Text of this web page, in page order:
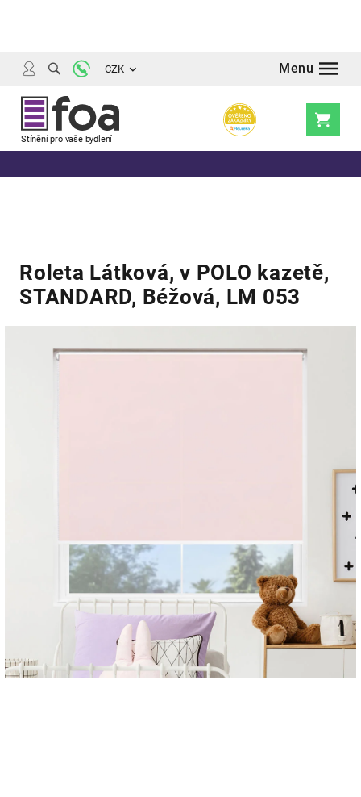
CZK
Nákupní
Roleta Látková, v POLO kazetě,
STANDARD, Béžová, LM 053